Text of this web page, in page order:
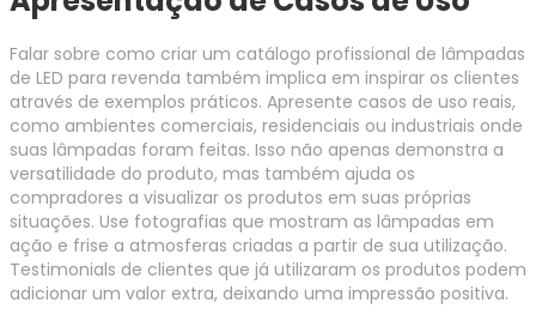
Falar sobre como criar um catálogo profissional de lâmpadas
de LED para revenda também implica em inspirar os clientes
através de exemplos práticos. Apresente casos de uso reais,
como ambientes comerciais, residenciais ou industriais onde
suas lâmpadas foram feitas. Isso não apenas demonstra a
versatilidade do produto, mas também ajuda os
compradores a visualizar os produtos em suas próprias
situações. Use fotografias que mostram as lâmpadas em
ação e frise a atmosferas criadas a partir de sua utilização.
Testimonials de clientes que já utilizaram os produtos podem
adicionar um valor extra, deixando uma impressão positiva.